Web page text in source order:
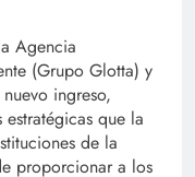
Agencia
(Grupo Glotta) y
ingreso,
que la
de la
proporcionar a los